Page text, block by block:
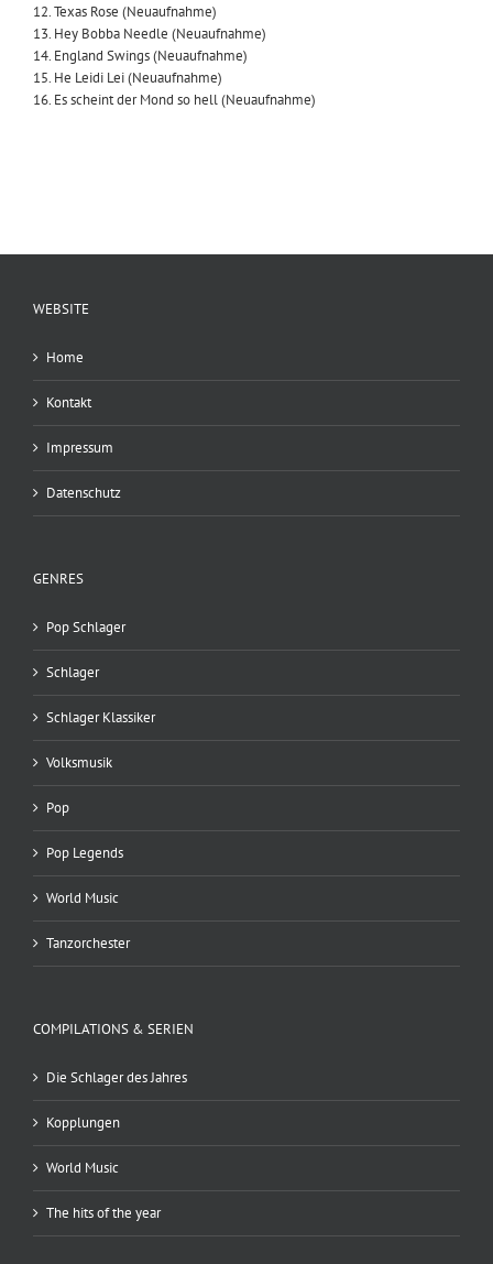
12. Texas Rose (Neuaufnahme)
13. Hey Bobba Needle (Neuaufnahme)
14. England Swings (Neuaufnahme)
15. He Leidi Lei (Neuaufnahme)
16. Es scheint der Mond so hell (Neuaufnahme)
WEBSITE
Home
Kontakt
Impressum
Datenschutz
GENRES
Pop Schlager
Schlager
Schlager Klassiker
Volksmusik
Pop
Pop Legends
World Music
Tanzorchester
COMPILATIONS & SERIEN
Die Schlager des Jahres
Kopplungen
World Music
The hits of the year